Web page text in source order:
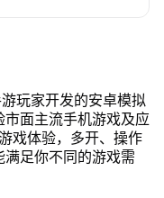
玩家开发的安卓模拟
面主流手机游戏及应
戏体验，多开、操作
足你不同的游戏需